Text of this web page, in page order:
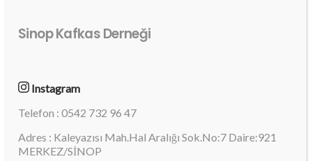
Sinop Kafkas Derneği
Instagram
Telefon : 0542 732 96 47
Adres : Kaleyazısı Mah.Hal Aralığı Sok.No:7 Daire:921
MERKEZ/SİNOP